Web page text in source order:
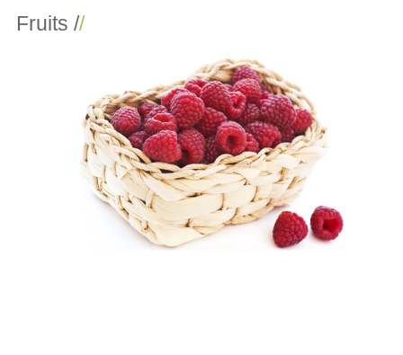
Fruits //